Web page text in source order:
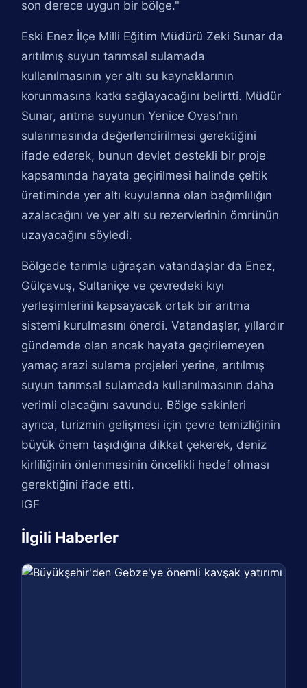
son derece uygun bir bölge."
Eski Enez İlçe Milli Eğitim Müdürü Zeki Sunar da
arıtılmış suyun tarımsal sulamada
kullanılmasının yer altı su kaynaklarının
korunmasına katkı sağlayacağını belirtti. Müdür
Sunar, arıtma suyunun Yenice Ovası'nın
sulanmasında değerlendirilmesi gerektiğini
ifade ederek, bunun devlet destekli bir proje
kapsamında hayata geçirilmesi halinde çeltik
üretiminde yer altı kuyularına olan bağımlılığın
azalacağını ve yer altı su rezervlerinin ömrünün
uzayacağını söyledi.
Bölgede tarımla uğraşan vatandaşlar da Enez,
Gülçavuş, Sultaniçe ve çevredeki kıyı
yerleşimlerini kapsayacak ortak bir arıtma
sistemi kurulmasını önerdi. Vatandaşlar, yıllardır
gündemde olan ancak hayata geçirilemeyen
yamaç arazi sulama projeleri yerine, arıtılmış
suyun tarımsal sulamada kullanılmasının daha
verimli olacağını savundu. Bölge sakinleri
ayrıca, turizmin gelişmesi için çevre temizliğinin
büyük önem taşıdığına dikkat çekerek, deniz
kirliliğinin önlenmesinin öncelikli hedef olması
gerektiğini ifade etti.
IGF
İlgili Haberler